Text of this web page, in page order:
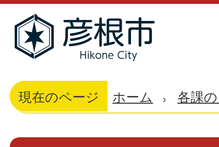
現在のページ ホーム 各課